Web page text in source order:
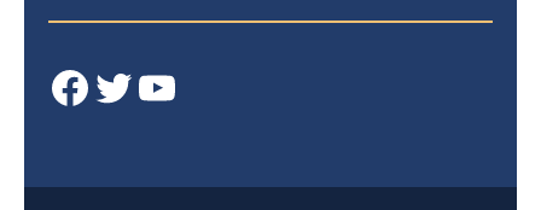
Facebook Twitter YouTube